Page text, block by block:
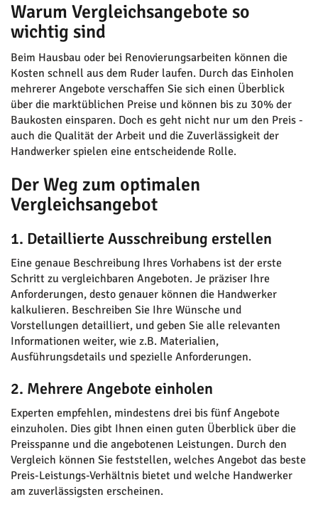
Warum Vergleichsangebote so
wichtig sind
Beim Hausbau oder bei Renovierungsarbeiten können die
Kosten schnell aus dem Ruder laufen. Durch das Einholen
mehrerer Angebote verschaffen Sie sich einen Überblick
über die marktüblichen Preise und können bis zu 30% der
Baukosten einsparen. Doch es geht nicht nur um den Preis -
auch die Qualität der Arbeit und die Zuverlässigkeit der
Handwerker spielen eine entscheidende Rolle.
Der Weg zum optimalen
Vergleichsangebot
1. Detaillierte Ausschreibung erstellen
Eine genaue Beschreibung Ihres Vorhabens ist der erste
Schritt zu vergleichbaren Angeboten. Je präziser Ihre
Anforderungen, desto genauer können die Handwerker
kalkulieren. Beschreiben Sie Ihre Wünsche und
Vorstellungen detailliert, und geben Sie alle relevanten
Informationen weiter, wie z.B. Materialien,
Ausführungsdetails und spezielle Anforderungen.
2. Mehrere Angebote einholen
Experten empfehlen, mindestens drei bis fünf Angebote
einzuholen. Dies gibt Ihnen einen guten Überblick über die
Preisspanne und die angebotenen Leistungen. Durch den
Vergleich können Sie feststellen, welches Angebot das beste
Preis-Leistungs-Verhältnis bietet und welche Handwerker
am zuverlässigsten erscheinen.